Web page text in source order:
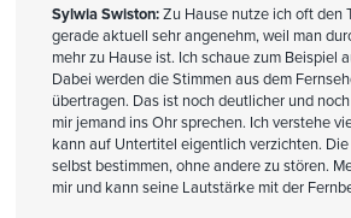
Sylwia Swiston:Zu Hause nutze ich oft den
gerade aktuell sehr angenehm, weil man
mehr zu Hause ist. Ich schaue zum Beispiel
Dabei werden die Stimmen aus dem
übertragen. Das ist noch deutlicher und
mir jemand ins Ohr sprechen. Ich verstehe
kann auf Untertitel eigentlich verzichten.
selbst bestimmen, ohne andere zu stören.
mir und kann seine Lautstärke mit der